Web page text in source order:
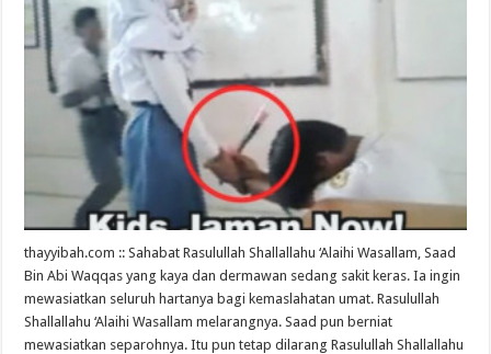
thayyibah.com :: Sahabat Rasulullah Shallallahu ‘Alaihi Wasallam, Saad
Bin Abi Waqqas yang kaya dan dermawan sedang sakit keras. Ia ingin
mewasiatkan seluruh hartanya bagi kemaslahatan umat. Rasulullah
Shallallahu ‘Alaihi Wasallam melarangnya. Saad pun berniat
mewasiatkan separohnya. Itu pun tetap dilarang Rasulullah Shallallahu